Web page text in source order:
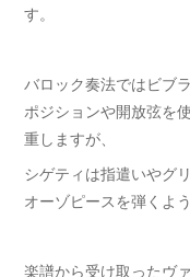
す。
バロック奏法ではビブ
ポジションや開放弦を
重しますが、
シゲティは指遣いやグ
オーゾピースを弾くよ
楽譜から受け取ったヴ